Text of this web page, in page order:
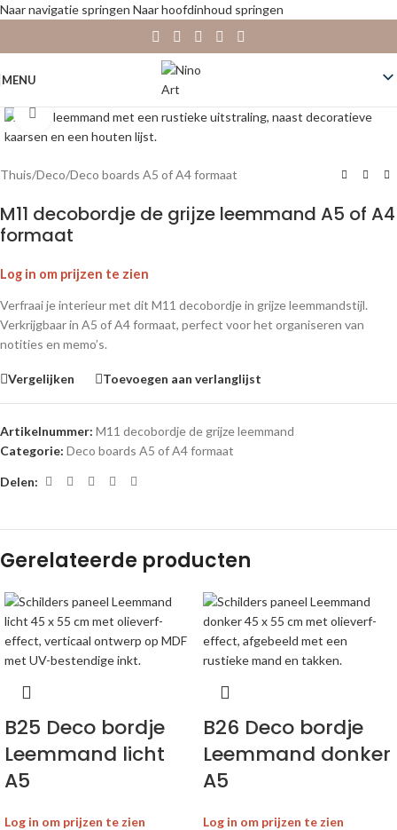
Naar navigatie springen Naar hoofdinhoud springen
MENU
Klik om te vergroten
Thuis/Deco/Deco boards A5 of A4 formaat
M11 decobordje de grijze leemmand A5 of A4
formaat
Log in om prijzen te zien
Verfraai je interieur met dit M11 decobordje in grijze leemmandstijl.
Verkrijgbaar in A5 of A4 formaat, perfect voor het organiseren van
notities en memo’s.
Vergelijken Toevoegen aan verlanglijst
Artikelnummer: M11 decobordje de grijze leemmand
Categorie: Deco boards A5 of A4 formaat
Delen:
Gerelateerde producten
B25 Deco bordje
Leemmand licht
A5
Log in om prijzen te zien
B26 Deco bordje
Leemmand donker
A5
Log in om prijzen te zien